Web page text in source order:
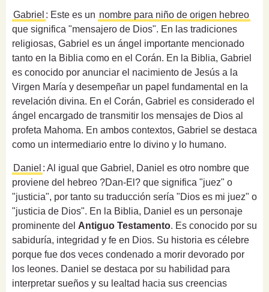
Gabriel : Este es un nombre para niño de origen hebreo
que significa "mensajero de Dios". En las tradiciones
religiosas, Gabriel es un ángel importante mencionado
tanto en la Biblia como en el Corán. En la Biblia, Gabriel
es conocido por anunciar el nacimiento de Jesús a la
Virgen María y desempeñar un papel fundamental en la
revelación divina. En el Corán, Gabriel es considerado el
ángel encargado de transmitir los mensajes de Dios al
profeta Mahoma. En ambos contextos, Gabriel se destaca
como un intermediario entre lo divino y lo humano.
Daniel : Al igual que Gabriel, Daniel es otro nombre que
proviene del hebreo ?Dan-El? que significa "juez" o
"justicia", por tanto su traducción sería "Dios es mi juez" o
"justicia de Dios". En la Biblia, Daniel es un personaje
prominente del Antiguo Testamento. Es conocido por su
sabiduría, integridad y fe en Dios. Su historia es célebre
porque fue dos veces condenado a morir devorado por
los leones. Daniel se destaca por su habilidad para
interpretar sueños y su lealtad hacia sus creencias